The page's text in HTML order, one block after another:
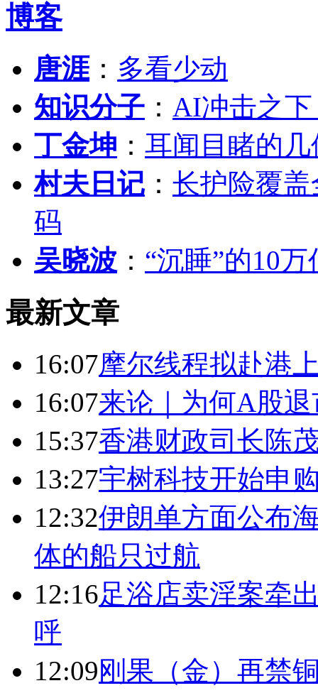
博客
唐涯： 多看少动
知识分子 ： AI冲击之
丁金坤 ： 耳闻目睹的
村夫日记 ： 长护险覆
码
吴晓波 ： “沉睡”的10
最新文章
16:07摩尔线程拟赴港
16:07来论｜为何A股
15:37香港财政司长陈
13:27宇树科技开始申
12:32伊朗单方面公布
体的船只过航
12:16足浴店卖淫案牵
呼
12:09刚果（金）再禁